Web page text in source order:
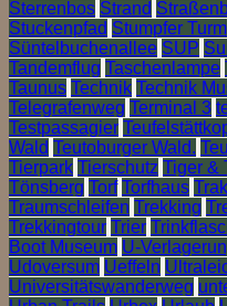
Sterrenbos Strand
Stuckenpfad Stumpfer Turm
Süntelbuchenallee SUP
Tandemflug Taschenlampe
Taunus Technik Technik
Telegrafenweg Terminal 3
Testpassagier
Wald Teutoburger Wald.
Tierpark Tierschutz Tiger &
Tönsberg Torf Torfhaus
Traumschleifen Trekking
Trekkingtour Trier
Boot Museum U-
Udoversum Ueffeln
Universitätswanderweg